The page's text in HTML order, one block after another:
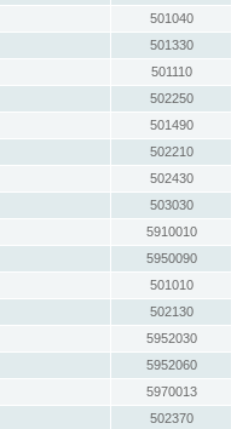
501040
501330
501110
502250
501490
502210
502430
503030
5910010
5950090
501010
502130
5952030
5952060
5970013
502370